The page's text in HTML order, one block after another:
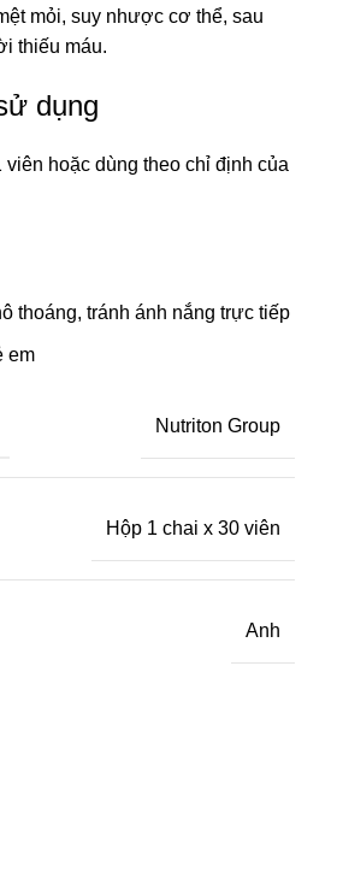
mỏi, suy nhược cơ thể, sau
thiếu máu.
dụng
viên hoặc dùng theo chỉ định của
thoáng, tránh ánh nắng trực tiếp
em
Nutriton Group
Hộp 1 chai x 30 viên
Anh